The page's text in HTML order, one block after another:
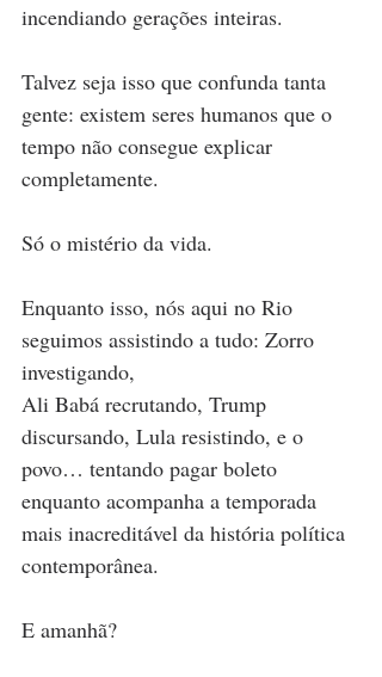
incendiando gerações inteiras.
Talvez seja isso que confunda tanta
gente: existem seres humanos que o
tempo não consegue explicar
completamente.
Só o mistério da vida.
Enquanto isso, nós aqui no Rio
seguimos assistindo a tudo: Zorro
investigando,
Ali Babá recrutando, Trump
discursando, Lula resistindo, e o
povo… tentando pagar boleto
enquanto acompanha a temporada
mais inacreditável da história política
contemporânea.
E amanhã?